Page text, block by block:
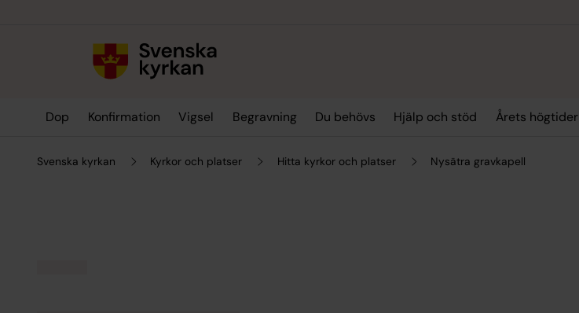
Dop Konfirmation Vigsel Begravning Du behövs Hjälp och stöd Årets högtider
Svenska kyrkan Kyrkor och platser Hitta kyrkor och platser Nysätra gravkapell